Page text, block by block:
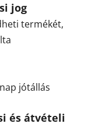
jog
termékét,
jótállás
és átvételi